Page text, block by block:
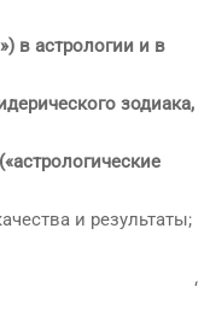
в астрологии и в
зодиака,
и результаты;
‘